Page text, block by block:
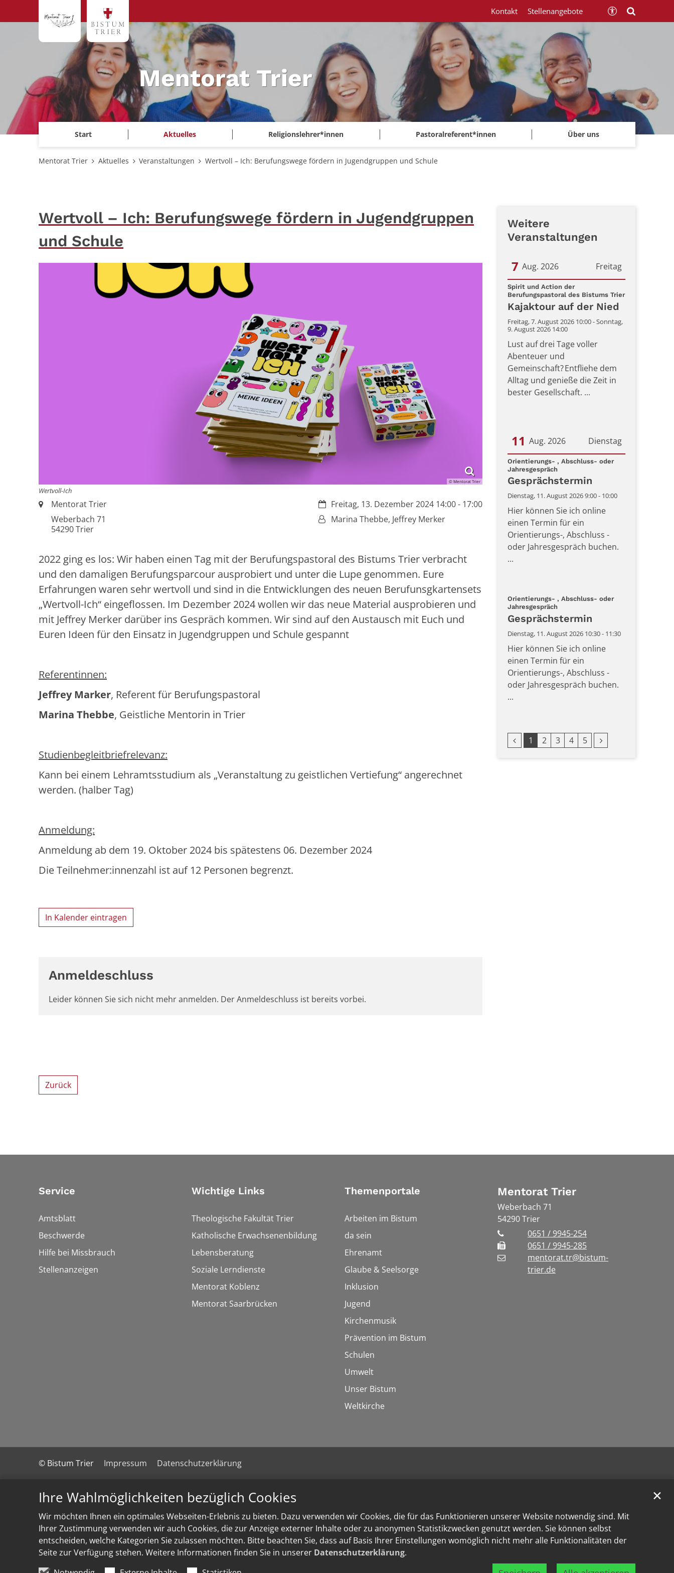
Ihre Wahlmöglichkeiten bezüglich Cookies
Wir möchten Ihnen ein optimales Webseiten-Erlebnis zu bieten. Dazu verwenden wir Cookies, die für das Funktionieren unserer Website notwendig sind. Mit
Ihrer Zustimmung verwenden wir auch Cookies, die zur Anzeige externer Inhalte oder zu anonymen Statistikzwecken genutzt werden. Sie können selbst
entscheiden, welche Kategorien Sie zulassen möchten. Bitte beachten Sie, dass auf Basis Ihrer Einstellungen womöglich nicht mehr alle Funktionalitäten der
Seite zur Verfügung stehen. Weitere Informationen finden Sie in unserer Datenschutzerklärung.
✕
Mentorat Trier
Start Aktuelles Religionslehrer*innen Pastoralreferent*innen Über uns
Kontakt Stellenangebote
Mentorat Trier Aktuelles Veranstaltungen Wertvoll – Ich: Berufungswege fördern in Jugendgruppen und Schule
Wertvoll – Ich: Berufungswege fördern in Jugendgruppen
und Schule
© Mentorat Trier
Wertvoll-Ich
Datum:Freitag, 13. Dezember 2024 14:00 - 17:00
Von:Marina Thebbe, Jeffrey Merker
Ort:Mentorat Trier
Weberbach 71
54290Trier
2022 ging es los: Wir haben einen Tag mit der Berufungspastoral des Bistums Trier verbracht
und den damaligen Berufungsparcour ausprobiert und unter die Lupe genommen. Eure
Erfahrungen waren sehr wertvoll und sind in die Entwicklungen des neuen Berufunsgkartensets
„Wertvoll-Ich“ eingeflossen. Im Dezember 2024 wollen wir das neue Material ausprobieren und
mit Jeffrey Merker darüber ins Gespräch kommen. Wir sind auf den Austausch mit Euch und
Euren Ideen für den Einsatz in Jugendgruppen und Schule gespannt
Referentinnen:
Jeffrey Marker, Referent für Berufungspastoral
Marina Thebbe, Geistliche Mentorin in Trier
Studienbegleitbriefrelevanz:
Kann bei einem Lehramtsstudium als „Veranstaltung zu geistlichen Vertiefung“ angerechnet
werden. (halber Tag)
Anmeldung:
Anmeldung ab dem 19. Oktober 2024 bis spätestens 06. Dezember 2024
Die Teilnehmer:innenzahl ist auf 12 Personen begrenzt.
In Kalender eintragen
Anmeldeschluss
Leider können Sie sich nicht mehr anmelden. Der Anmeldeschluss ist bereits vorbei.
Weitere
Veranstaltungen
Freitag
7 Aug. 2026
Datum: 7. August 2026
Spirit und Action der
Berufungspastoral des Bistums Trier:
Kajaktour auf der Nied
Freitag, 7. August 2026 10:00 - Sonntag,
9. August 2026 14:00
Lust auf drei Tage voller
Abenteuer und
Gemeinschaft? Entfliehe dem
Alltag und genieße die Zeit in
bester Gesellschaft. ...
Dienstag
11 Aug. 2026
Datum: 11. August 2026
Orientierungs- , Abschluss- oder
Jahresgespräch:
Gesprächstermin
Dienstag, 11. August 2026 9:00 - 10:00
Hier können Sie ich online
einen Termin für ein
Orientierungs-, Abschluss -
oder Jahresgespräch buchen.
...
Orientierungs- , Abschluss- oder
Jahresgespräch:
Gesprächstermin
Dienstag, 11. August 2026 10:30 - 11:30
Hier können Sie ich online
einen Termin für ein
Orientierungs-, Abschluss -
oder Jahresgespräch buchen.
...
Vorherige Seite
1 2 3 4 5 Nächste Seite
Zurück
Service
Amtsblatt
Beschwerde
Hilfe bei Missbrauch
Stellenanzeigen
Wichtige Links
Theologische Fakultät Trier
Katholische Erwachsenenbildung
Lebensberatung
Soziale Lerndienste
Mentorat Koblenz
Mentorat Saarbrücken
Themenportale
Arbeiten im Bistum
da sein
Ehrenamt
Glaube & Seelsorge
Inklusion
Jugend
Kirchenmusik
Prävention im Bistum
Schulen
Umwelt
Unser Bistum
Weltkirche
Mentorat Trier
Weberbach 71
54290Trier
0651 / 9945-254
0651 / 9945-285
mentorat.tr@bistum-
trier.de
© Bistum Trier Impressum Datenschutzerklärung